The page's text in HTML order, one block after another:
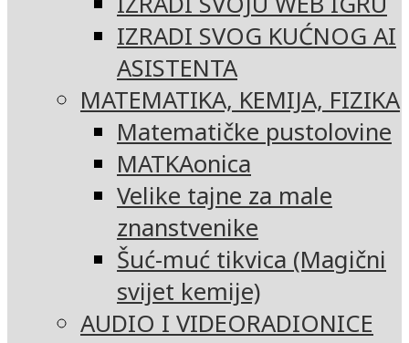
IZRADI SVOG KUĆNOG AI
ASISTENTA
MATEMATIKA, KEMIJA, FIZIKA
Matematičke pustolovine
MATKAonica
Velike tajne za male
znanstvenike
Šuć-muć tikvica (Magični
svijet kemije)
AUDIO I VIDEORADIONICE